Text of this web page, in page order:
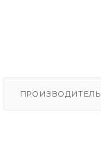
ПРОИЗВОДИТЕЛЬ